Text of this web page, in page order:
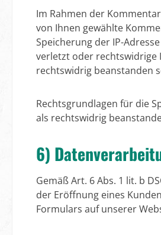
Im Rahmen der
von Ihnen gewählte
Speicherung der IP-
verletzt oder rechtswidrige
rechtswidrig beanstanden
Rechtsgrundlagen für die
als rechtswidrig
6)
Gemäß Art. 6 Abs. 1 lit. b
der Eröffnung eines
Formulars auf unserer